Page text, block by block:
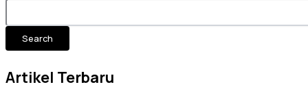
Search
Artikel Terbaru